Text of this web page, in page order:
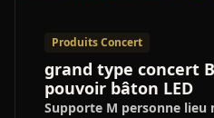
Produits Concert
grand type concert
pouvoir bâton LED
Supporte M personne lieu